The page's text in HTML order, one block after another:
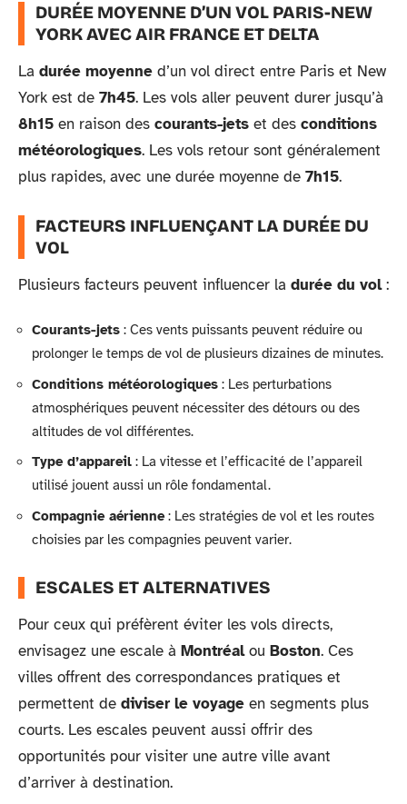
DURÉE MOYENNE D’UN VOL PARIS-NEW
YORK AVEC AIR FRANCE ET DELTA
La durée moyenne d’un vol direct entre Paris et New
York est de 7h45. Les vols aller peuvent durer jusqu’à
8h15 en raison des courants-jets et des conditions
météorologiques. Les vols retour sont généralement
plus rapides, avec une durée moyenne de 7h15.
FACTEURS INFLUENÇANT LA DURÉE DU
VOL
Plusieurs facteurs peuvent influencer la durée du vol:
Courants-jets : Ces vents puissants peuvent réduire ou
prolonger le temps de vol de plusieurs dizaines de minutes.
Conditions météorologiques : Les perturbations
atmosphériques peuvent nécessiter des détours ou des
altitudes de vol différentes.
Type d’appareil : La vitesse et l’efficacité de l’appareil
utilisé jouent aussi un rôle fondamental.
Compagnie aérienne: Les stratégies de vol et les routes
choisies par les compagnies peuvent varier.
ESCALES ET ALTERNATIVES
Pour ceux qui préfèrent éviter les vols directs,
envisagez une escale à Montréalou Boston. Ces
villes offrent des correspondances pratiques et
permettent de diviser le voyage en segments plus
courts. Les escales peuvent aussi offrir des
opportunités pour visiter une autre ville avant
d’arriver à destination.